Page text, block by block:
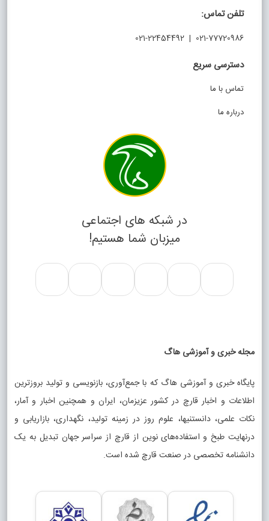
تلفن تماس:
021-77720986 | 021-22454492
دسترسی سریع
تماس با ما
درباره ما
در شبکه های اجتماعی
میزبان شما هستیم!
مجله خبری و آموزشی هاگ
پایگاه خبری و آموزشی هاگ که با جمع‌آوری، بازنویسی و تولید بروزترین
اطلاعات و اخبار قارچ در کشور عزیزمان، ایران و همچنین اخبار و آمار،
نکات علمی، دانستنیها، علوم روز در زمینه تولید، نگهداری، بازاریابی و
درنهایت طبخ و استفاده‌های نوین از قارچ از سراسر جهان تبدیل به یک
دانشنامه تخصصی در صنعت قارچ شده است.